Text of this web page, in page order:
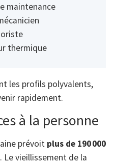
maintenance
thermique
les profils polyvalents,
rapidement.
à la personne
prévoit plus de 190 000
Le vieillissement de la